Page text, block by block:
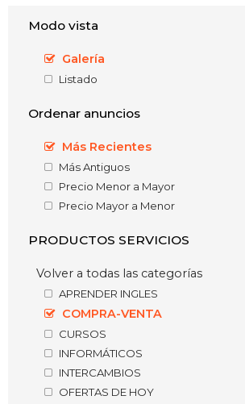
Modo vista
Galería
Listado
Ordenar anuncios
Más Recientes
Más Antiguos
Precio Menor a Mayor
Precio Mayor a Menor
PRODUCTOS SERVICIOS
Volver a todas las categorías
APRENDER INGLES
COMPRA-VENTA
CURSOS
INFORMÁTICOS
INTERCAMBIOS
OFERTAS DE HOY